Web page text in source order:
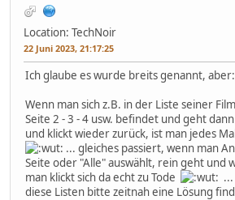
Location: TechNoir
22 Juni 2023, 21:17:25
Ich glaube es wurde breits genannt, aber:
Wenn man sich z.B. in der Liste seiner
Seite 2 - 3 - 4 usw. befindet und geht
und klickt wieder zurück, ist man jedes
... gleiches passiert, wenn man
Seite oder "Alle" auswählt, rein geht und
man klickt sich da echt zu Tode
diese Listen bitte zeitnah eine Lösung